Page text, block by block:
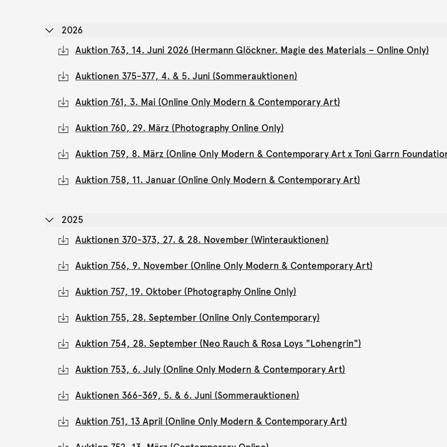
2026
Auktion 763, 14. Juni 2026 (Hermann Glöckner. Magie des Materials – Online Only)
Auktionen 375-377, 4. & 5. Juni (Sommerauktionen)
Auktion 761, 3. Mai (Online Only Modern & Contemporary Art)
Auktion 760, 29. März (Photography Online Only)
Auktion 759, 8. März (Online Only Modern & Contemporary Art x Toni Garrn
Auktion 758, 11. Januar (Online Only Modern & Contemporary Art)
2025
Auktionen 370-373, 27. & 28. November (Winterauktionen)
Auktion 756, 9. November (Online Only Modern & Contemporary Art)
Auktion 757, 19. Oktober (Photography Online Only)
Auktion 755, 28. September (Online Only Contemporary)
Auktion 754, 28. September (Neo Rauch & Rosa Loys "Lohengrin")
Auktion 753, 6. July (Online Only Modern & Contemporary Art)
Auktionen 366-369, 5. & 6. Juni (Sommerauktionen)
Auktion 751, 13 April (Online Only Modern & Contemporary Art)